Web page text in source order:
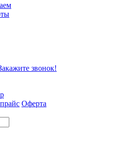
звонок!
Оферта